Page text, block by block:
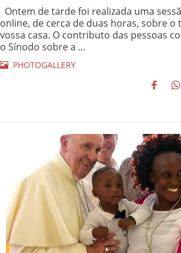
Ontem de tarde foi realizada uma
online, de cerca de duas horas, sobre o
vossa casa. O contributo das pessoas
o Sínodo sobre a ...
PHOTOGALLERY